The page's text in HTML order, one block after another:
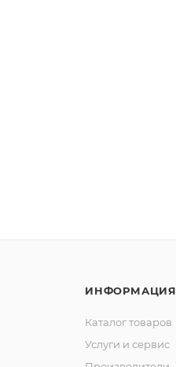
ИНФОРМАЦИЯ
Каталог товаров
Услуги и сервис